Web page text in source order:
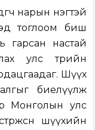
нарын нэгтэй
тоглоом биш
настай
улс төрийн
Шүүх
биелүүлж
Монголын улс
шүүхийн